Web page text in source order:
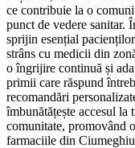
ce contribuie la o
punct de vedere sanitar.
sprijin esențial
strâns cu medicii din
o îngrijire continuă și
primii care răspund
recomandări
îmbunătățește accesul la
comunitate, promovând
farmaciile din